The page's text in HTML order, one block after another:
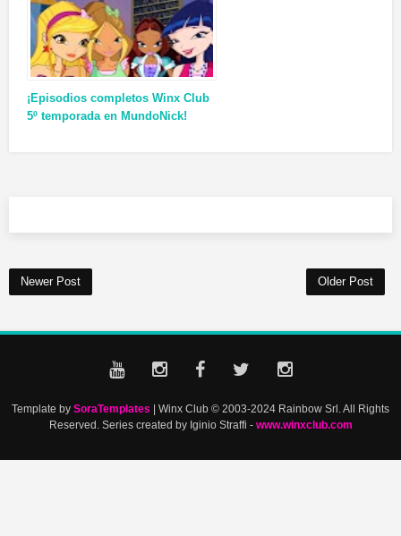
¡Episodios completos Winx Club
5º temporada en MundoNick!
Newer Post Older Post
Template by SoraTemplates | Winx Club © 2003-2024 Rainbow Srl. All Rights
Reserved. Series created by Iginio Straffi - www.winxclub.com